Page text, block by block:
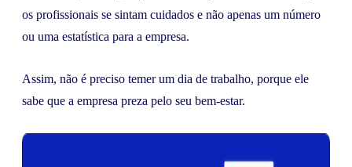
os profissionais se sintam cuidados e não apenas um número
ou uma estatística para a empresa.
Assim, não é preciso temer um dia de trabalho, porque ele
sabe que a empresa preza pelo seu bem-estar.